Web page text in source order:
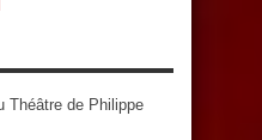
Théâtre de Philippe